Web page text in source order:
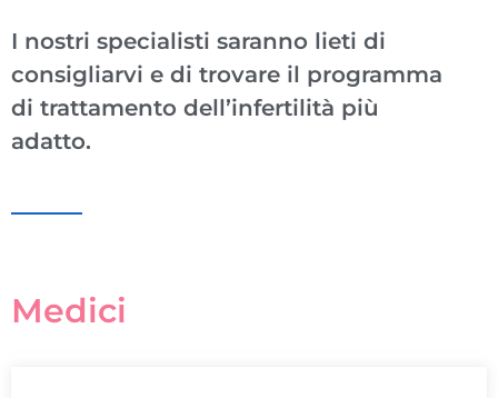
I nostri specialisti saranno lieti di
consigliarvi e di trovare il programma
di trattamento dell’infertilità più
adatto.
Medici